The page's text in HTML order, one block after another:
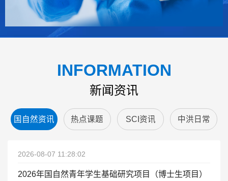
INFORMATION
新闻资讯
国自然资讯 热点课题 SCI资讯 中洪日常
2026-08-07 11:28:02
2026年国自然青年学生基础研究项目（博士生项目）